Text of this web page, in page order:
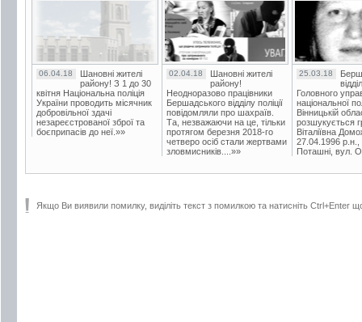
06.04.18
Шановні жителі
району! З 1 до 30
квітня Національна поліція
України проводить місячник
добровільної здачі
незареєстрованої зброї та
боєприпасів до неї.»»
02.04.18
Шановні жителі
району!
Неодноразово працівники
Бершадського відділу поліції
повідомляли про шахраїв.
Та, незважаючи на це, тільки
протягом березня 2018-го
четверо осіб стали жертвами
зловмисників....»»
25.03.18
Головного
національної
Вінницькій
розшукується
Віталіївна
27.04.1996 р.н.,
Поташні, вул.
Якщо Ви виявили помилку, виділіть текст з помилкою та натисніть Ctrl+Enter